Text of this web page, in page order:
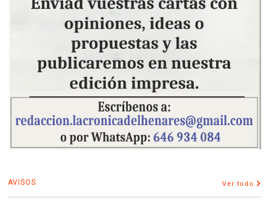
AVISOS Ver todo